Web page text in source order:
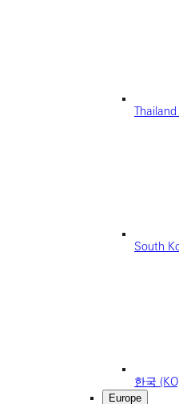
Thailand
South
한국
Europe